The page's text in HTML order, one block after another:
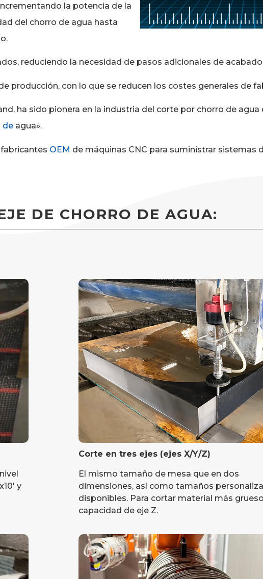
la potencia de la
del chorro de agua hasta
reduciendo la necesidad de pasos adicionales de
producción, con lo que se reducen los costes generales de
ha sido pionera en la industria del corte por chorro de agua
de agua».
OEM de máquinas CNC para suministrar sistemas
DE CHORRO DE AGUA:
y
Corte en tres ejes (ejes X/Y/Z)
El mismo tamaño de mesa que en dos
dimensiones, así como tamaños
disponibles. Para cortar material más
capacidad de eje Z.